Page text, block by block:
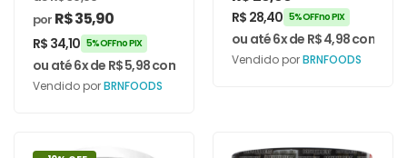
BRNFOODS
por R$35,90
R$ 34,10 5% OFF no PIX
ou até 6x de R$5,98com juros
Vendido porBRNFOODS
R$ 28,40 5% OFF no PIX
ou até 6x de R$4,98com
Vendido porBRNFOODS